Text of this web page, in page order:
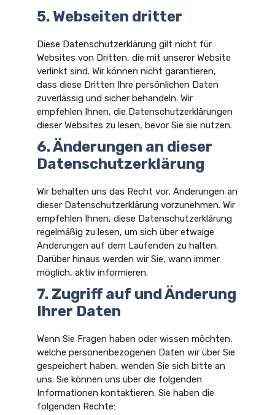
5. Webseiten dritter
Diese Datenschutzerklärung gilt nicht für
Websites von Dritten, die mit unserer Website
verlinkt sind. Wir können nicht garantieren,
dass diese Dritten Ihre persönlichen Daten
zuverlässig und sicher behandeln. Wir
empfehlen Ihnen, die Datenschutzerklärungen
dieser Websites zu lesen, bevor Sie sie nutzen.
6. Änderungen an dieser
Datenschutzerklärung
Wir behalten uns das Recht vor, Änderungen an
dieser Datenschutzerklärung vorzunehmen. Wir
empfehlen Ihnen, diese Datenschutzerklärung
regelmäßig zu lesen, um sich über etwaige
Änderungen auf dem Laufenden zu halten.
Darüber hinaus werden wir Sie, wann immer
möglich, aktiv informieren.
7. Zugriff auf und Änderung
Ihrer Daten
Wenn Sie Fragen haben oder wissen möchten,
welche personenbezogenen Daten wir über Sie
gespeichert haben, wenden Sie sich bitte an
uns. Sie können uns über die folgenden
Informationen kontaktieren. Sie haben die
folgenden Rechte: